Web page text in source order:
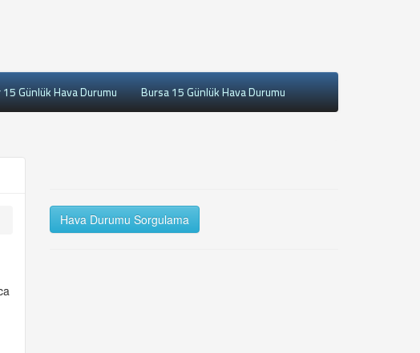
Günlük Hava Durumu Bursa 15 Günlük Hava Durumu
Hava Durumu Sorgulama